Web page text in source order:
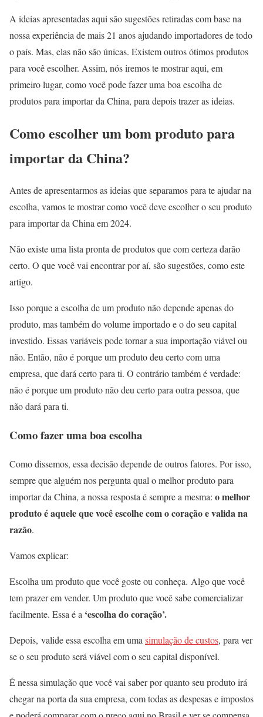
A ideias apresentadas aqui são sugestões retiradas com base na
nossa experiência de mais 21 anos ajudando importadores de todo
o país. Mas, elas não são únicas. Existem outros ótimos produtos
para você escolher. Assim, nós iremos te mostrar aqui, em
primeiro lugar, como você pode fazer uma boa escolha de
produtos para importar da China, para depois trazer as ideias.
Como escolher um bom produto para
importar da China?
Antes de apresentarmos as ideias que separamos para te ajudar na
escolha, vamos te mostrar como você deve escolher o seu produto
para importar da China em 2024.
Não existe uma lista pronta de produtos que com certeza darão
certo. O que você vai encontrar por aí, são sugestões, como este
artigo.
Isso porque a escolha de um produto não depende apenas do
produto, mas também do volume importado e o do seu capital
investido. Essas variáveis pode tornar a sua importação viável ou
não. Então, não é porque um produto deu certo com uma
empresa, que dará certo para ti. O contrário também é verdade:
não é porque um produto não deu certo para outra pessoa, que
não dará para ti.
Como fazer uma boa escolha
Como dissemos, essa decisão depende de outros fatores. Por isso,
sempre que alguém nos pergunta qual o melhor produto para
importar da China, a nossa resposta é sempre a mesma: o melhor
produto é aquele que você escolhe com o coração e valida na
razão.
Vamos explicar:
Escolha um produto que você goste ou conheça. Algo que você
tem prazer em vender. Um produto que você sabe comercializar
facilmente. Essa é a ‘escolha do coração’.
Depois, valide essa escolha em uma simulação de custos, para ver
se o seu produto será viável com o seu capital disponível.
É nessa simulação que você vai saber por quanto seu produto irá
chegar na porta da sua empresa, com todas as despesas e impostos